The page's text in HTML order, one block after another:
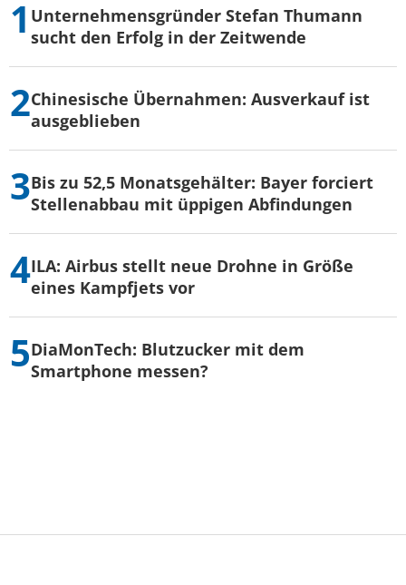
Unternehmensgründer Stefan Thumann
sucht den Erfolg in der Zeitwende
Chinesische Übernahmen: Ausverkauf ist
ausgeblieben
Bis zu 52,5 Monatsgehälter: Bayer forciert
Stellenabbau mit üppigen Abfindungen
ILA: Airbus stellt neue Drohne in Größe
eines Kampfjets vor
DiaMonTech: Blutzucker mit dem
Smartphone messen?